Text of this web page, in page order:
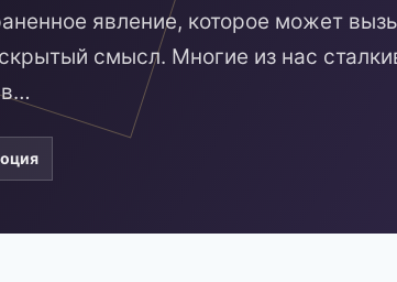
явление, которое может
смысл. Многие из нас